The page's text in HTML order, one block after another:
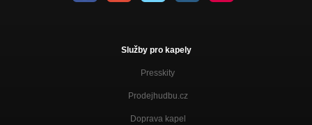
Služby pro kapely
Presskity
Prodejhudbu.cz
Doprava kapel